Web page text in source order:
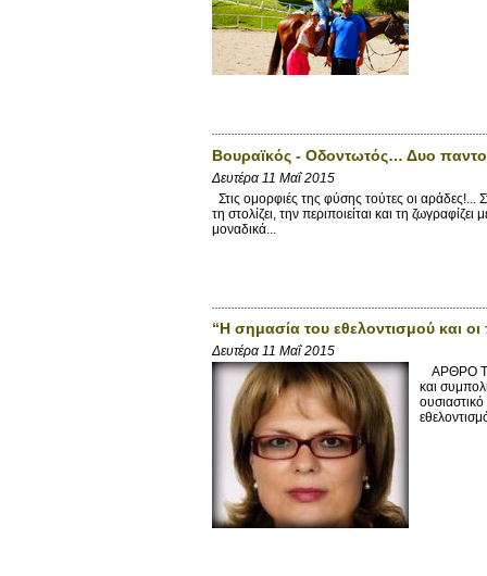
Βουραϊκός - Οδοντωτός… Δυο
Δευτέρα 11 Μαΐ 2015
Στις ομορφιές της φύσης τούτες οι
τη στολίζει, την περιποιείται και τη
μοναδικά...
“Η σημασία του εθελοντισμού και
Δευτέρα 11 Μαΐ 2015
ΑΡΘΡΟ
και